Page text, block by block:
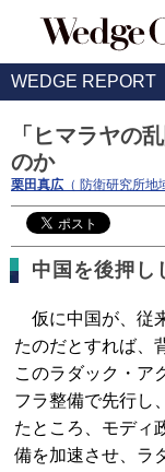
WEDGE REPORT
「ヒマラヤの
のか
栗田真広 （ 防衛研究所地
中国を後押し
仮に中国が、従
たのだとすれば、
このラダック・ア
フラ整備で先行し
たところ、モディ
備を加速させ、ラ